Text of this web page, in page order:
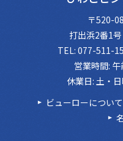
〒520-
打出浜2番1
TEL: 077-511-
営業時間:
休業日: 土・
ビューローについて